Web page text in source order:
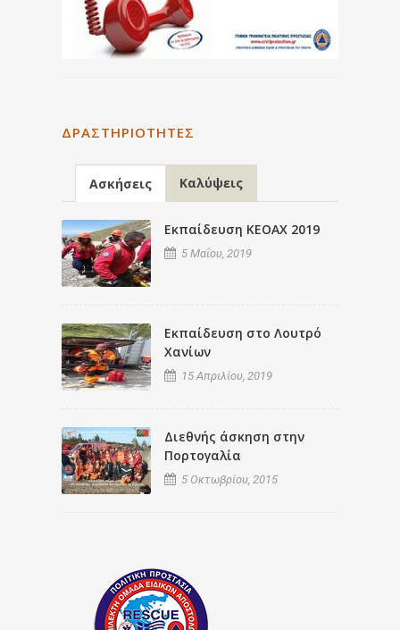
ΔΡΑΣΤΗΡΙΌΤΗΤΕΣ
Ασκήσεις Καλύψεις
Εκπαίδευση ΚΕΟΑΧ 2019
5 Μαΐου, 2019
Εκπαίδευση στο Λουτρό
Χανίων
15 Απριλίου, 2019
Διεθνής άσκηση στην
Πορτογαλία
5 Οκτωβρίου, 2015